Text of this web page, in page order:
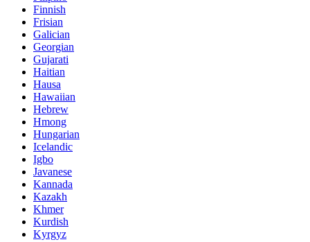
Finnish
Frisian
Galician
Georgian
Gujarati
Haitian
Hausa
Hawaiian
Hebrew
Hmong
Hungarian
Icelandic
Igbo
Javanese
Kannada
Kazakh
Khmer
Kurdish
Kyrgyz